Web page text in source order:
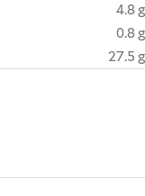
4.8 g
0.8 g
27.5 g